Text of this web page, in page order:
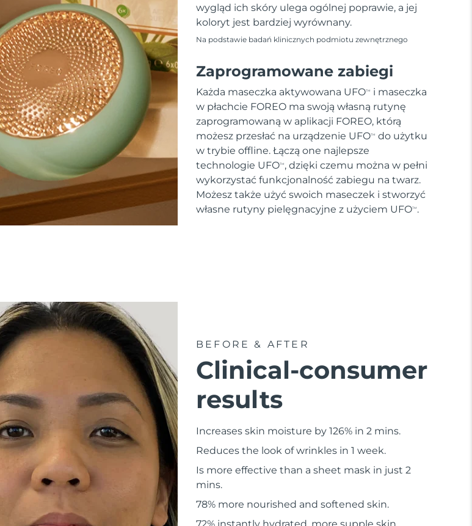
wygląd ich skóry ulega ogólnej poprawie, a jej
koloryt jest bardziej wyrównany.
Na podstawie badań klinicznych podmiotu zewnętrznego
Zaprogramowane zabiegi
Każda maseczka aktywowana UFOTM
i maseczka
w płachcie FOREO ma swoją własną rutynę
zaprogramowaną w aplikacji FOREO, którą
możesz przesłać na urządzenie UFOTM
do użytku
w trybie offline. Łączą one najlepsze
technologie UFOTM , dzięki czemu można w pełni
wykorzystać funkcjonalność zabiegu na twarz.
Możesz także użyć swoich maseczek i stworzyć
własne rutyny pielęgnacyjne z użyciem UFOTM .
BEFORE & AFTER
Clinical-consumer
results
Increases skin moisture by 126% in 2 mins.
Reduces the look of wrinkles in 1 week.
Is more effective than a sheet mask in just 2
mins.
78% more nourished and softened skin.